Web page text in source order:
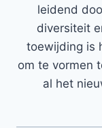
leidend
diversiteit
toewijding is
om te vormen
al het